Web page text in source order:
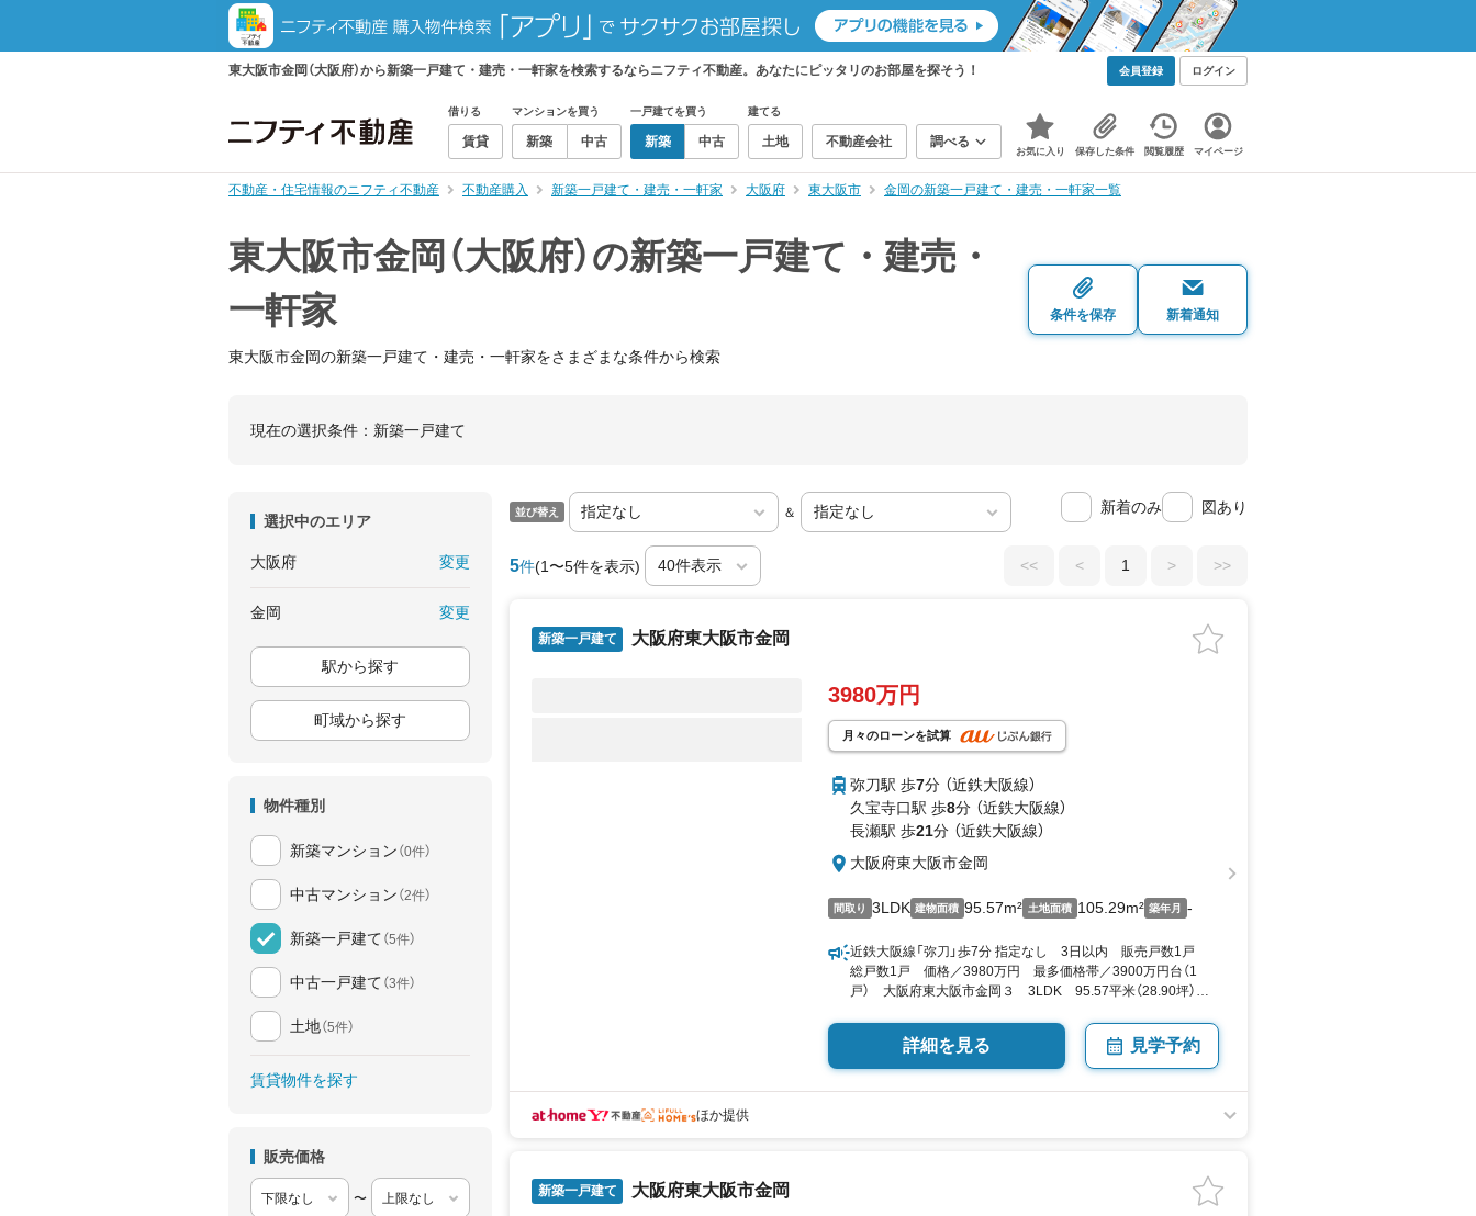
東大阪市金岡（大阪府）から新築一戸建て・建売・一軒家を検索するならニフティ不動産。あなたにピッタリのお部屋を探そう！ 会員登録 ログイン
借りる
賃貸
マンションを買う
新築 中古
一戸建てを買う
新築 中古
建てる
土地 不動産会社 調べる
お気に入り 保存した条件 閲覧履歴 マイページ
不動産・住宅情報のニフティ不動産 不動産購入 新築一戸建て・建売・一軒家 大阪府 東大阪市 金岡の新築一戸建て・建売・一軒家一覧
東大阪市金岡（大阪府）の新築一戸建て・建売・
一軒家
東大阪市金岡の新築一戸建て・建売・一軒家をさまざまな条件から検索
条件を保存 新着通知
現在の選択条件： 新築一戸建て
選択中のエリア
大阪府 変更
金岡 変更
駅から探す
町域から探す
物件種別
新築マンション （0件）
中古マンション （2件）
新築一戸建て （5件）
中古一戸建て （3件）
土地（5件）
賃貸物件を探す
販売価格
〜
並び替え ＆ 新着のみ 図あり
5件(1〜5件を表示) << < 1 > >>
新築一戸建て 大阪府東大阪市金岡
3980万円
月々のローンを試算
弥刀駅 歩7分 （近鉄大阪線）
久宝寺口駅 歩8分 （近鉄大阪線）
長瀬駅 歩21分 （近鉄大阪線）
大阪府東大阪市金岡
間取り 3LDK 建物面積 95.57m² 土地面積 105.29m² 築年月 -
近鉄大阪線「弥刀」歩7分 指定なし 3日以内 販売戸数1戸
総戸数1戸 価格／3980万円 最多価格帯／3900万円台（1
戸） 大阪府東大阪市金岡３ 3LDK 95.57平米（28.90坪）
詳細を見る 見学予約
ほか提供
新築一戸建て 大阪府東大阪市金岡